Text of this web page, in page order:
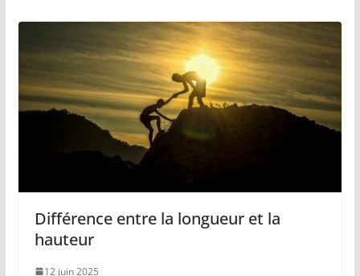
Différence entre la longueur et la
hauteur
12 juin 2025